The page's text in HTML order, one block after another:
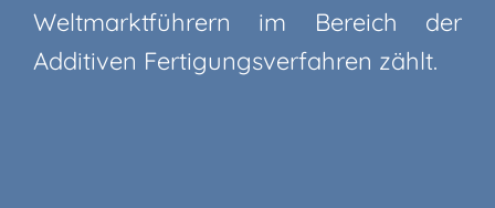
Weltmarktführern im Bereich der
Additiven Fertigungsverfahren zählt.